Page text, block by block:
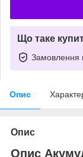
Що таке
Замовлення
Опис
Опис
Опис